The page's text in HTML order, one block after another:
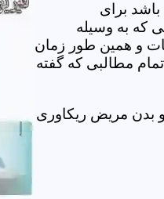
برای
که به وسیله
و همین طور زمان
مطالبی که گفته
بدن مریض ریکاوری